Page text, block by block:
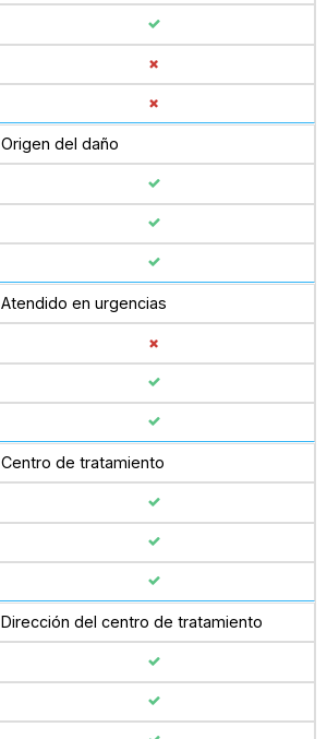
Origen del daño
Atendido en urgencias
Centro de tratamiento
Dirección del centro de tratamiento